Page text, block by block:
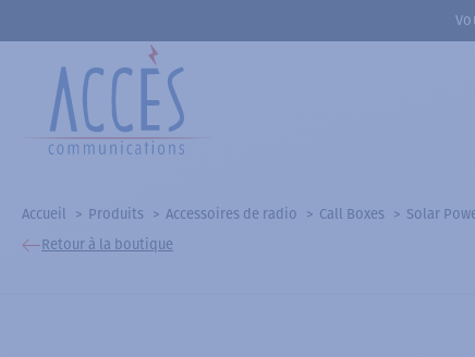
Accueil Produits Accessoires de radio Call Boxes
Solar
Retour à la boutique